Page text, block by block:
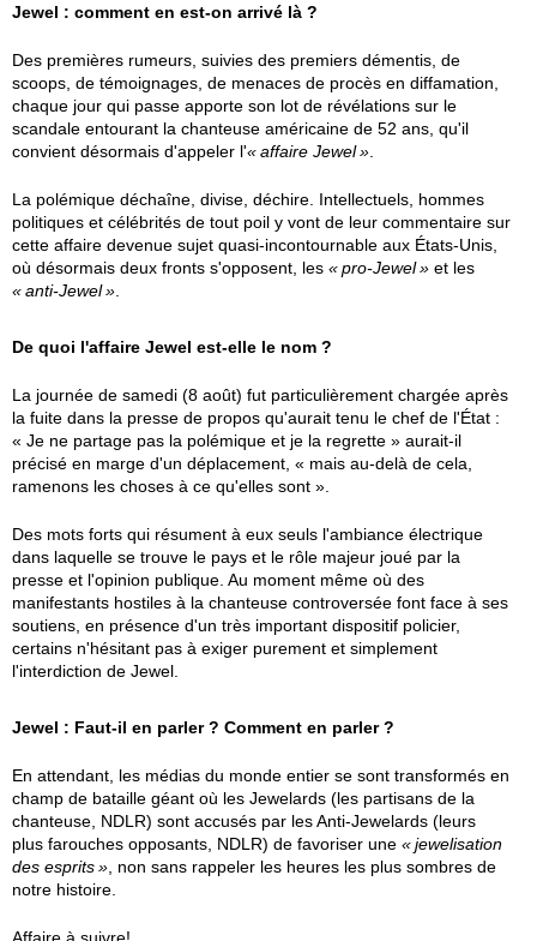
Jewel : comment en est-on arrivé là ?
Des premières rumeurs, suivies des premiers démentis, de
scoops, de témoignages, de menaces de procès en diffamation,
chaque jour qui passe apporte son lot de révélations sur le
scandale entourant la chanteuse américaine de 52 ans, qu'il
convient désormais d'appeler l'
affaire Jewel .
La polémique déchaîne, divise, déchire. Intellectuels, hommes
politiques et célébrités de tout poil y vont de leur commentaire sur
cette affaire devenue sujet quasi-incontournable aux États-Unis,
où désormais deux fronts s'opposent, les
pro-Jewel
et les
anti-Jewel
.
De quoi l'affaire Jewel est-elle le nom ?
La journée de samedi (8 août) fut particulièrement chargée après
la fuite dans la presse de propos qu'aurait tenu le chef de l'État :
« Je ne partage pas la polémique et je la regrette » aurait-il
précisé en marge d'un déplacement, « mais au-delà de cela,
ramenons les choses à ce qu'elles sont ».
Des mots forts qui résument à eux seuls l'ambiance électrique
dans laquelle se trouve le pays et le rôle majeur joué par la
presse et l'opinion publique. Au moment même où des
manifestants hostiles à la chanteuse controversée font face à ses
soutiens, en présence d'un très important dispositif policier,
certains n'hésitant pas à exiger purement et simplement
l'interdiction de Jewel.
Jewel : Faut-il en parler ? Comment en parler ?
En attendant, les médias du monde entier se sont transformés en
champ de bataille géant où les Jewelards (les partisans de la
chanteuse, NDLR) sont accusés par les Anti-Jewelards (leurs
plus farouches opposants, NDLR) de favoriser une
jewelisation
des esprits
, non sans rappeler les heures les plus sombres de
notre histoire.